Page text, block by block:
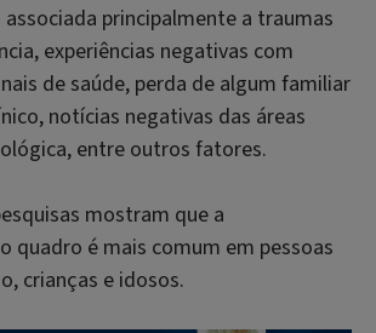
principalmente a traumas
experiências negativas com
de saúde, perda de algum familiar
notícias negativas das áreas
entre outros fatores.
mostram que a
quadro é mais comum em pessoas
crianças e idosos.